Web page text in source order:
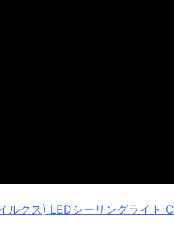
ルクス) LEDシーリングライト C